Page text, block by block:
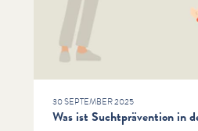
30 SEPTEMBER 2025
Was ist Suchtprävention in